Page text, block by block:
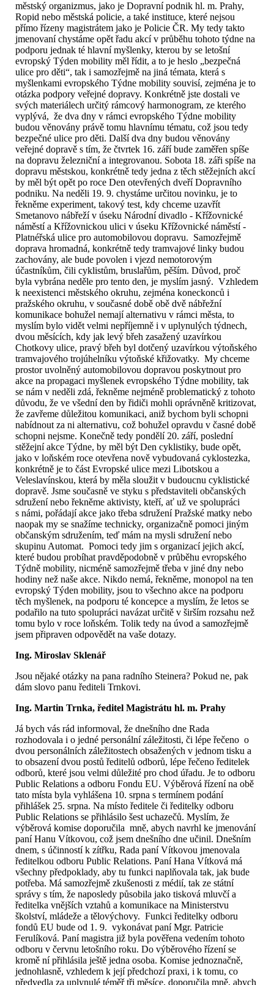
městský organizmus, jako je Dopravní podnik hl. m. Prahy,
Ropid nebo městská policie, a také instituce, které nejsou
přímo řízeny magistrátem jako je Policie ČR. My tedy takto
jmenovaní chystáme opět řadu akcí v průběhu tohoto týdne na
podporu jednak té hlavní myšlenky, kterou by se letošní
evropský Týden mobility měl řídit, a to je heslo „bezpečná
ulice pro děti“, tak i samozřejmě na jiná témata, která s
myšlenkami evropského Týdne mobility souvisí, zejména je to
otázka podpory veřejné dopravy. Konkrétně jste dostali ve
svých materiálech určitý rámcový harmonogram, ze kterého
vyplývá, že dva dny v rámci evropského Týdne mobility
budou věnovány právě tomu hlavnímu tématu, což jsou tedy
bezpečné ulice pro děti. Další dva dny budou věnovány
veřejné dopravě s tím, že čtvrtek 16. září bude zaměřen spíše
na dopravu železniční a integrovanou. Sobota 18. záři spíše na
dopravu městskou, konkrétně tedy jedna z těch stěžejních akcí
by měl být opět po roce Den otevřených dveří Dopravního
podniku. Na neděli 19. 9. chystáme určitou novinku, je to
řekněme experiment, takový test, kdy chceme uzavřít
Smetanovo nábřeží v úseku Národní divadlo - Křížovnické
náměstí a Křížovnickou ulici v úseku Křížovnické náměstí -
Platnéřská ulice pro automobilovou dopravu. Samozřejmě
doprava hromadná, konkrétně tedy tramvajové linky budou
zachovány, ale bude povolen i vjezd nemotorovým
účastníkům, čili cyklistům, bruslařům, pěším. Důvod, proč
byla vybrána neděle pro tento den, je myslím jasný. Vzhledem
k neexistenci městského okruhu, zejména koneckonců i
pražského okruhu, v současné době obě dvě nábřežní
komunikace bohužel nemají alternativu v rámci města, to
myslím bylo vidět velmi nepříjemně i v uplynulých týdnech,
dvou měsících, kdy jak levý břeh zasažený uzavírkou
Chotkovy ulice, pravý břeh byl dotčený uzavírkou výtoňského
tramvajového trojúhelníku výtoňské křižovatky. My chceme
prostor uvolněný automobilovou dopravou poskytnout pro
akce na propagaci myšlenek evropského Týdne mobility, tak
se nám v neděli zdá, řekněme nejméně problematický z tohoto
důvodu, že ve všední den by řidiči mohli oprávněně kritizovat,
že zavřeme důležitou komunikaci, aniž bychom byli schopni
nabídnout za ni alternativu, což bohužel opravdu v časné době
schopni nejsme. Konečně tedy pondělí 20. září, poslední
stěžejní akce Týdne, by měl být Den cyklistiky, bude opět,
jako v loňském roce otevřena nově vybudovaná cyklostezka,
konkrétně je to část Evropské ulice mezi Libotskou a
Veleslavínskou, která by měla sloužit v budoucnu cyklistické
dopravě. Jsme současně ve styku s představiteli občanských
sdružení nebo řekněme aktivisty, kteří, ať už ve spolupráci
s námi, pořádají akce jako třeba sdružení Pražské matky nebo
naopak my se snažíme technicky, organizačně pomoci jiným
občanským sdružením, teď mám na mysli sdružení nebo
skupinu Automat. Pomoci tedy jim s organizací jejich akcí,
které budou probíhat pravděpodobně v průběhu evropského
Týdně mobility, nicméně samozřejmě třeba v jiné dny nebo
hodiny než naše akce. Nikdo nemá, řekněme, monopol na ten
evropský Týden mobility, jsou to všechno akce na podporu
těch myšlenek, na podporu té koncepce a myslím, že letos se
podařilo na tuto spolupráci navázat určitě v širším rozsahu než
tomu bylo v roce loňském. Tolik tedy na úvod a samozřejmě
jsem připraven odpovědět na vaše dotazy.
Ing. Miroslav Sklenář
Jsou nějaké otázky na pana radního Steinera? Pokud ne, pak
dám slovo panu řediteli Trnkovi.
Ing. Martin Trnka, ředitel Magistrátu hl. m. Prahy
Já bych vás rád informoval, že dnešního dne Rada
rozhodovala i o jedné personální záležitosti, či lépe řečeno o
dvou personálních záležitostech obsažených v jednom tisku a
to obsazení dvou postů ředitelů odborů, lépe řečeno ředitelek
odborů, které jsou velmi důležité pro chod úřadu. Je to odboru
Public Relations a odboru Fondu EU. Výběrová řízení na obě
tato místa byla vyhlášena 10. srpna s termínem podání
přihlášek 25. srpna. Na místo ředitele či ředitelky odboru
Public Relations se přihlásilo šest uchazečů. Myslím, že
výběrová komise doporučila mně, abych navrhl ke jmenování
paní Hanu Vítkovou, což jsem dnešního dne učinil. Dnešním
dnem, s účinností k zítřku, Rada paní Vítkovou jmenovala
ředitelkou odboru Public Relations. Paní Hana Vítková má
všechny předpoklady, aby tu funkci naplňovala tak, jak bude
potřeba. Má samozřejmě zkušenosti z médií, tak ze státní
správy s tím, že naposledy působila jako tisková mluvčí a
ředitelka vnějších vztahů a komunikace na Ministerstvu
školství, mládeže a tělovýchovy. Funkci ředitelky odboru
fondů EU bude od 1. 9. vykonávat paní Mgr. Patricie
Ferulíková. Paní magistra již byla pověřena vedením tohoto
odboru v červnu letošního roku. Do výběrového řízení se
kromě ní přihlásila ještě jedna osoba. Komise jednoznačně,
jednohlasně, vzhledem k její předchozí praxi, i k tomu, co
předvedla za uplynulé téměř tři měsíce, doporučila mně, abych